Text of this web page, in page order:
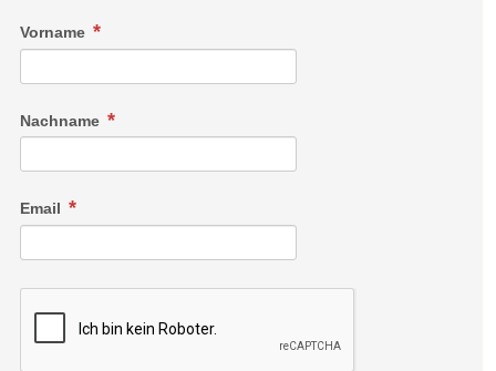
Vorname
Nachname
Email